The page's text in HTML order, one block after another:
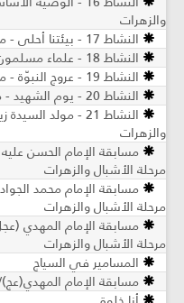
والزهرات
النشاط 17 - بيئتنا أحلى - مرحلة الأشبال والزهرات
النشاط 18 - علماء مسلمون - مرحلة الأشبال والزهرات
النشاط 19 - عروج النبوّة - مرحلة الأشبال والزهرات
النشاط 20 - يوم الشهيد - مرحلة الأشبال والزهرات
النشاط 21 - مولد
والزهرات
مسابقة الإمام الحسن
مرحلة الأشبال والزهرات
مسابقة الإمام محمد
مرحلة الأشبال والزهرات
مسابقة الإمام المهدي
مرحلة الأشبال والزهرات
المسامير في السياج
مسابقة الإمام